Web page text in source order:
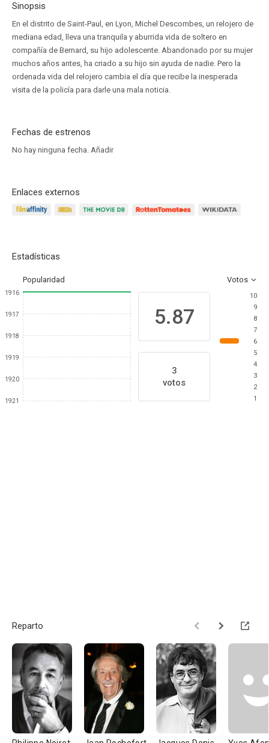
Sinopsis
En el distrito de Saint-Paul, en Lyon, Michel Descombes, un relojero de
mediana edad, lleva una tranquila y aburrida vida de soltero en
compañía de Bernard, su hijo adolescente. Abandonado por su mujer
muchos años antes, ha criado a su hijo sin ayuda de nadie. Pero la
ordenada vida del relojero cambia el día que recibe la inesperada
visita de la policía para darle una mala noticia.
Fechas de estrenos
No hay ninguna fecha. Añadir
Enlaces externos
Estadísticas
Popularidad Votos
1916
1917
1918
1919
1920
1921
5.87
3
votos
10
9
8
7
6
5
4
3
2
1
Reparto